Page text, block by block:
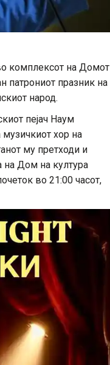
комплексот на Домот
патрониот празник на
народ.
пејач Наум
хор на
му претходи и
на Дом на култура
во 21:00 часот,